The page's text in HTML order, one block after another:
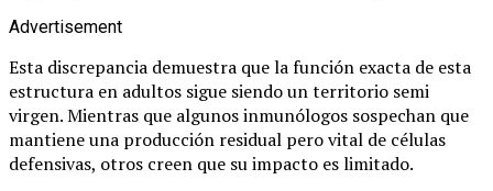
Advertisement
Esta discrepancia demuestra que la función exacta de esta
estructura en adultos sigue siendo un territorio semi
virgen. Mientras que algunos inmunólogos sospechan que
mantiene una producción residual pero vital de células
defensivas, otros creen que su impacto es limitado.